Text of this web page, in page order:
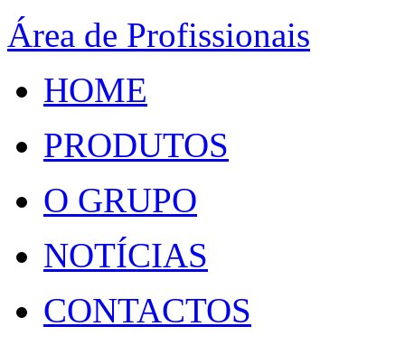
Área de Profissionais
HOME
PRODUTOS
O GRUPO
NOTÍCIAS
CONTACTOS